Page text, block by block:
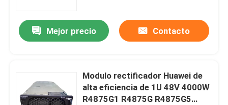
Mejor precio Contacto
Modulo rectificador Huawei de
alta eficiencia de 1U 48V 4000W
R4875G1 R4875G R4875G5